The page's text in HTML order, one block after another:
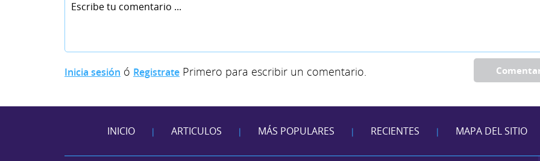
Inicia sesión ó Registrate Primero para escribir un comentario.
INICIO | ARTICULOS | MÁS POPULARES | RECIENTES | MAPA DEL SITIO